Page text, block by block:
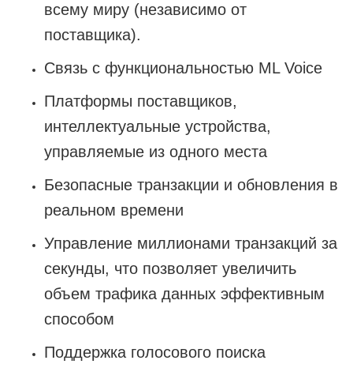
всему миру (независимо от
поставщика).
Связь с функциональностью ML Voice
Платформы поставщиков,
интеллектуальные устройства,
управляемые из одного места
Безопасные транзакции и обновления в
реальном времени
Управление миллионами транзакций за
секунды, что позволяет увеличить
объем трафика данных эффективным
способом
Поддержка голосового поиска